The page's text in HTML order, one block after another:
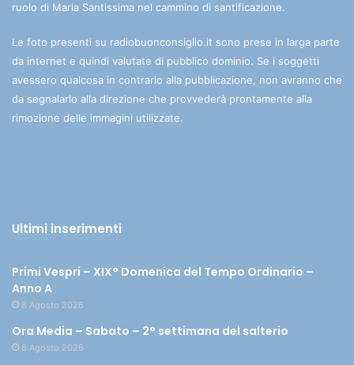
ruolo di Maria Santissima nel cammino di santificazione.
Le foto presenti su radiobuonconsiglio.it sono prese in larga parte
da internet e quindi valutate di pubblico dominio. Se i soggetti
avessero qualcosa in contrario alla pubblicazione, non avranno che
da segnalarlo alla direzione che provvederà prontamente alla
rimozione delle immagini utilizzate.
Ultimi inserimenti
Primi Vespri – XIX° Domenica del Tempo Ordinario –
Anno A
8 Agosto 2026
Ora Media – Sabato – 2° settimana del salterio
8 Agosto 2026